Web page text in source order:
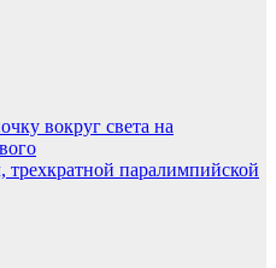
вокруг света на
паралимпийской